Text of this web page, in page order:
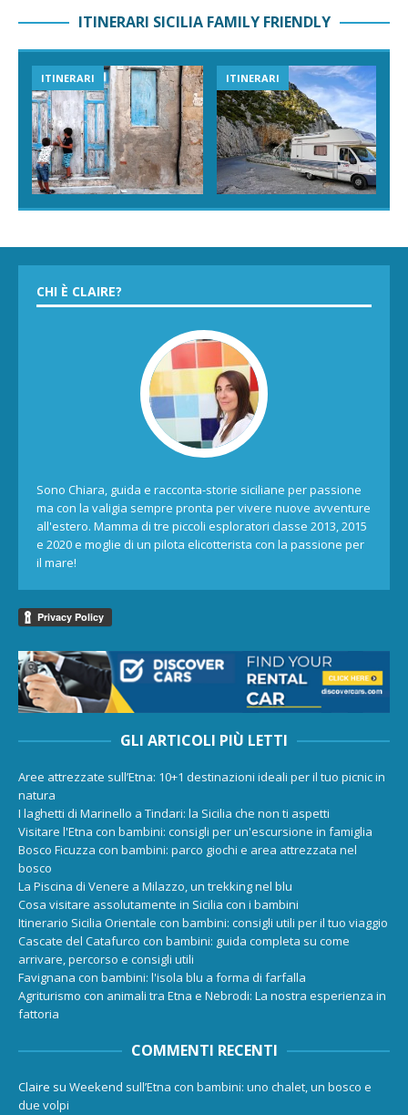
ITINERARI SICILIA FAMILY FRIENDLY
VIAGGI IN SICILIA ESPERIENZE IN SICILIA
CHI È CLAIRE?
Sono Chiara, guida e racconta-storie siciliane per passione
ma con la valigia sempre pronta per vivere nuove avventure
all'estero. Mamma di tre piccoli esploratori classe 2013, 2015
e 2020 e moglie di un pilota elicotterista con la passione per
il mare!
GLI ARTICOLI PIÙ LETTI
Aree attrezzate sull’Etna: 10+1 destinazioni ideali per il tuo picnic in
natura
I laghetti di Marinello a Tindari: la Sicilia che non ti aspetti
Visitare l'Etna con bambini: consigli per un'escursione in famiglia
Bosco Ficuzza con bambini: parco giochi e area attrezzata nel
bosco
La Piscina di Venere a Milazzo, un trekking nel blu
Cosa visitare assolutamente in Sicilia con i bambini
Itinerario Sicilia Orientale con bambini: consigli utili per il tuo viaggio
Cascate del Catafurco con bambini: guida completa su come
arrivare, percorso e consigli utili
Favignana con bambini: l'isola blu a forma di farfalla
Agriturismo con animali tra Etna e Nebrodi: La nostra esperienza in
fattoria
COMMENTI RECENTI
Claire su Weekend sull’Etna con bambini: uno chalet, un bosco e
due volpi